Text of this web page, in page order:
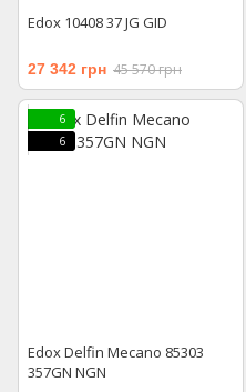
Edox 10408 37 JG GID
27 342 грн 45 570 грн
6
6
Edox Delfin Mecano 85303
357GN NGN